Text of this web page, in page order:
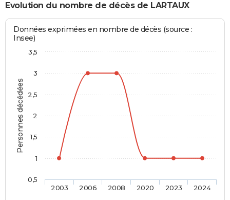
Evolution du nombre de décès de LARTAUX
Personnes décédées
Données exprimées en nombre de décès (source :
Insee)
2003 2006 2008 2020 2023 2024
0,5
1
1,5
2
2,5
3
3,5